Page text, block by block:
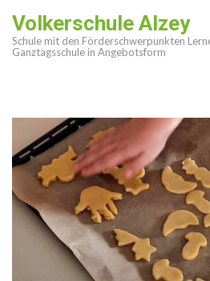
Inhalt
springen
Volkerschule Alzey
Schule mit den Förderschwerpunkten
Ganztagsschule in Angebotsform